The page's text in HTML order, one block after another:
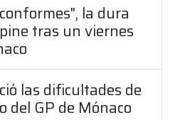
la dura
tras un viernes
las dificultades de
del GP de Mónaco